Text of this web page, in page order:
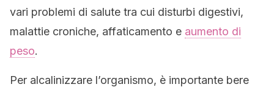
vari problemi di salute tra cui disturbi digestivi,
malattie croniche, affaticamento e aumento di
peso.
Per alcalinizzare l’organismo, è importante bere